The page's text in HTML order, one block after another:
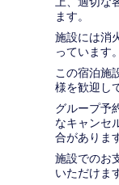
ます。
施設には消
っています。
この宿泊施
様を歓迎し
グループ予
なキャンセ
合がありま
施設でのお
いただけま